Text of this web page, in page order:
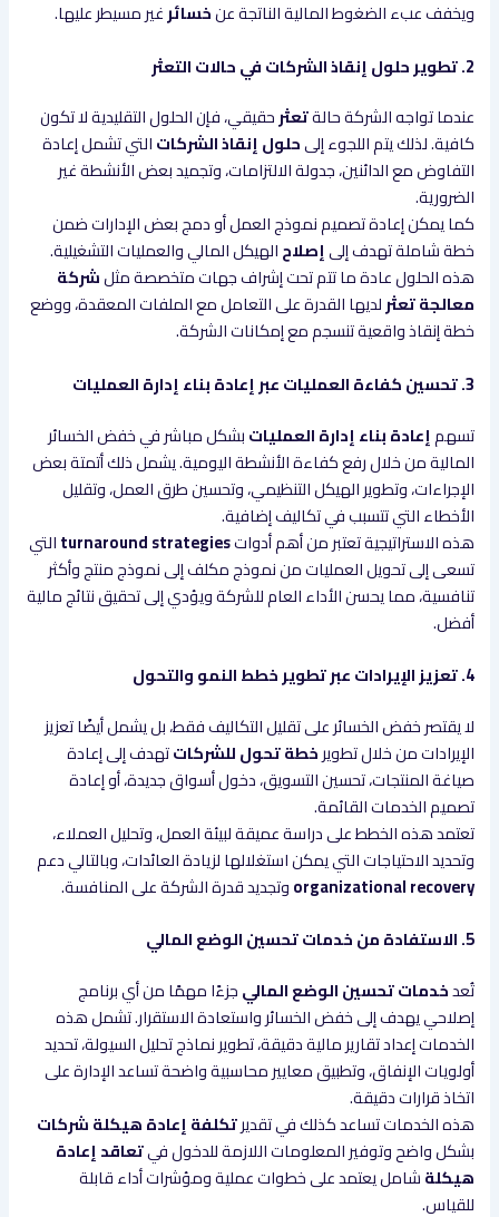
ويخفف عبء الضغوط المالية الناتجة عنخسائرغير مسيطر عليها.
2. تطوير حلول إنقاذ الشركات في حالات التعثر
عندما تواجه الشركة حالةتعثرحقيقي، فإن الحلول التقليدية لا تكون
كافية. لذلك يتم اللجوء إلىحلول إنقاذ الشركاتالتي تشمل إعادة
التفاوض مع الدائنين، جدولة الالتزامات، وتجميد بعض الأنشطة غير
الضرورية.
كما يمكن إعادة تصميم نموذج العمل أو دمج بعض الإدارات ضمن
خطة شاملة تهدف إلىإصلاحالهيكل المالي والعمليات التشغيلية.
هذه الحلول عادة ما تتم تحت إشراف جهات متخصصة مثلشركة
معالجة تعثرلديها القدرة على التعامل مع الملفات المعقدة، ووضع
خطة إنقاذ واقعية تنسجم مع إمكانات الشركة.
3. تحسين كفاءة العمليات عبر إعادة بناء إدارة العمليات
تسهمإعادة بناء إدارة العملياتبشكل مباشر في خفض الخسائر
المالية من خلال رفع كفاءة الأنشطة اليومية. يشمل ذلك أتمتة بعض
الإجراءات، وتطوير الهيكل التنظيمي، وتحسين طرق العمل، وتقليل
الأخطاء التي تتسبب في تكاليف إضافية.
هذه الاستراتيجية تعتبر من أهم أدواتturnaround strategiesالتي
تسعى إلى تحويل العمليات من نموذج مكلف إلى نموذج منتج وأكثر
تنافسية، مما يحسن الأداء العام للشركة ويؤدي إلى تحقيق نتائج مالية
أفضل.
4. تعزيز الإيرادات عبر تطوير خطط النمو والتحول
لا يقتصر خفض الخسائر على تقليل التكاليف فقط، بل يشمل أيضًا تعزيز
الإيرادات من خلال تطويرخطة تحول للشركاتتهدف إلى إعادة
صياغة المنتجات، تحسين التسويق، دخول أسواق جديدة، أو إعادة
تصميم الخدمات القائمة.
تعتمد هذه الخطط على دراسة عميقة لبيئة العمل، وتحليل العملاء،
وتحديد الاحتياجات التي يمكن استغلالها لزيادة العائدات، وبالتالي دعم
organizational recoveryوتجديد قدرة الشركة على المنافسة.
5. الاستفادة من خدمات تحسين الوضع المالي
تُعدخدمات تحسين الوضع الماليجزءًا مهمًا من أي برنامج
إصلاحي يهدف إلى خفض الخسائر واستعادة الاستقرار. تشمل هذه
الخدمات إعداد تقارير مالية دقيقة، تطوير نماذج تحليل السيولة، تحديد
أولويات الإنفاق، وتطبيق معايير محاسبية واضحة تساعد الإدارة على
اتخاذ قرارات دقيقة.
هذه الخدمات تساعد كذلك في تقديرتكلفة إعادة هيكلة شركات
بشكل واضح وتوفير المعلومات اللازمة للدخول فيتعاقد إعادة
هيكلةشامل يعتمد على خطوات عملية ومؤشرات أداء قابلة
للقياس.